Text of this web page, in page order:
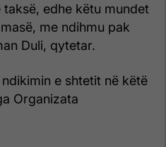
edhe këtu mundet
me ndihmu pak
Duli, qytetar.
e shtetit në këtë
Organizata